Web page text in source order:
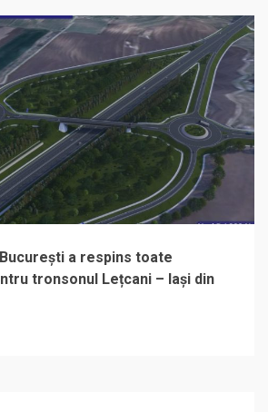
a respins toate
tronsonul Lețcani – Iași din